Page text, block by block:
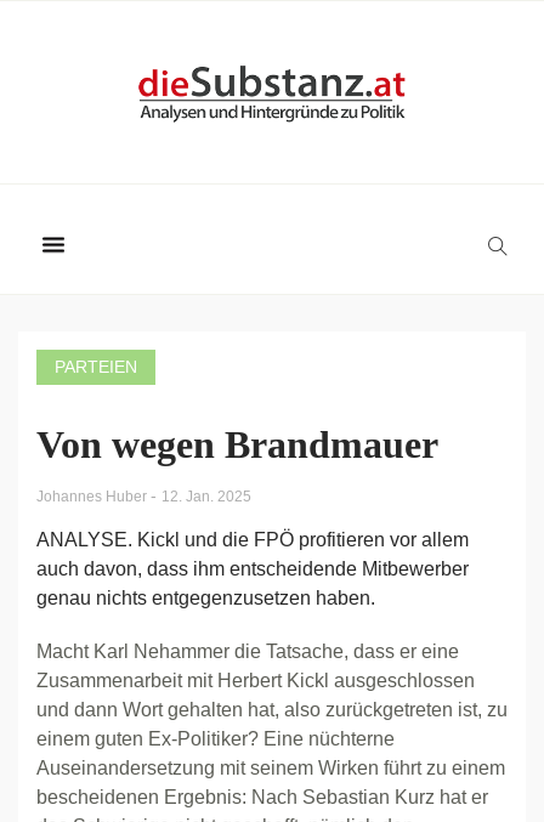
PARTEIEN
Von wegen Brandmauer
Johannes Huber - 12. Jan. 2025
ANALYSE. Kickl und die FPÖ profitieren vor allem
auch davon, dass ihm entscheidende Mitbewerber
genau nichts entgegenzusetzen haben.
Macht Karl Nehammer die Tatsache, dass er eine
Zusammenarbeit mit Herbert Kickl ausgeschlossen
und dann Wort gehalten hat, also zurückgetreten ist, zu
einem guten Ex-Politiker? Eine nüchterne
Auseinandersetzung mit seinem Wirken führt zu einem
bescheidenen Ergebnis: Nach Sebastian Kurz hat er